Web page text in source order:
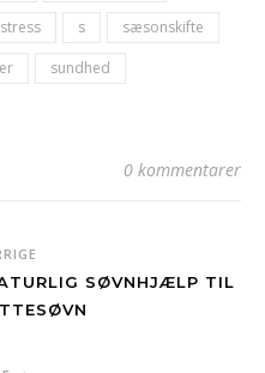
s
sæsonskifte
sundhed
0 kommentarer
SØVNHJÆLP TIL